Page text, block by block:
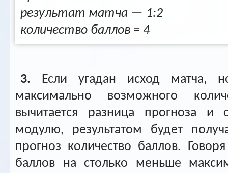
результат матча — 1:2
количество баллов = 4
3. Если угадан исход матча,
максимально возможного
вычитается разница прогноза и
модулю, результатом будет
прогноз количество баллов.
баллов на столько меньше